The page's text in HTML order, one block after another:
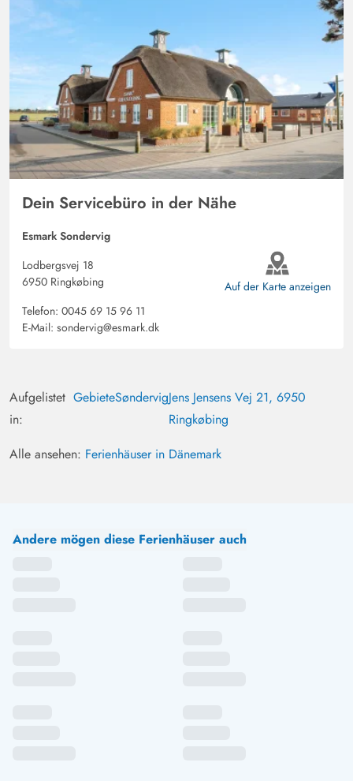
Dein Servicebüro in der Nähe
Esmark Sondervig
Lodbergsvej 18
6950 Ringkøbing
Telefon: 0045 69 15 96 11
E-Mail: sondervig@esmark.dk
Auf der Karte anzeigen
Aufgelistet
in:
GebieteSøndervigJens Jensens Vej 21, 6950
Ringkøbing
Alle ansehen: Ferienhäuser in Dänemark
Andere mögen diese Ferienhäuser auch